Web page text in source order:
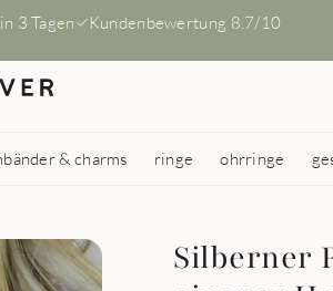
3 Tagen Kundenbewertung 8.7/10
& charms ringe ohrringe
Silberner